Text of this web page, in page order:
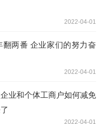
2022-04-01
翻两番 企业家们的努力奋
2022-04-01
企业和个体工商户如何减免
2022-04-01